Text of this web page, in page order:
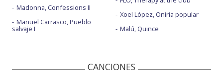
Madonna, Confessions II
Manuel Carrasco, Pueblo
salvaje I
Xoel López, Oniria popular
Malú, Quince
CANCIONES